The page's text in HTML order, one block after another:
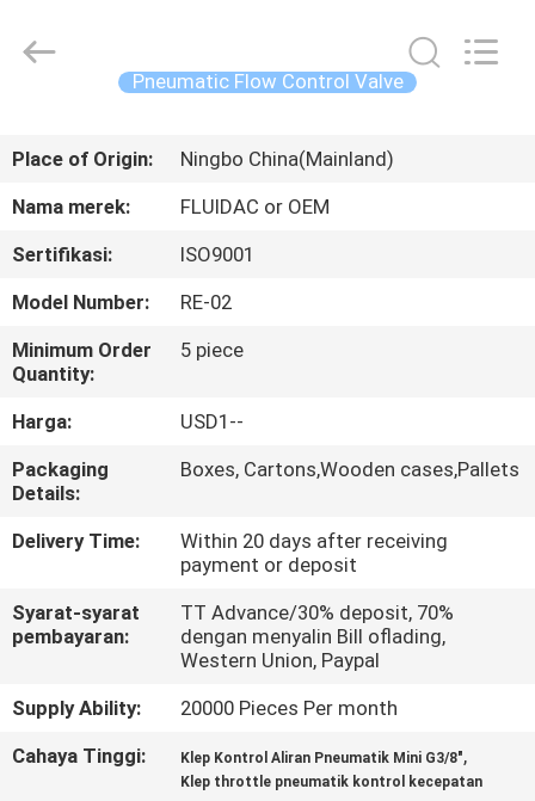
PRODUK
TENTANG
KAMI
TUR
PABRIK
KUALITAS
HUBUNGI
KAMI
AUTOMATIC
CONTROL
Pneumatic Flow Control Valve
Place of Origin:
Ningbo China(Mainland)
Nama merek:
FLUIDAC or OEM
Sertifikasi:
ISO9001
Model Number:
RE-02
Minimum Order
Quantity:
5 piece
Harga:
USD1--
Packaging
Details:
Boxes, Cartons,Wooden cases,Pallets
Delivery Time:
Within 20 days after receiving
payment or deposit
Syarat-syarat
pembayaran:
TT Advance/30% deposit, 70%
dengan menyalin Bill oflading,
Western Union, Paypal
Supply Ability:
20000 Pieces Per month
Cahaya Tinggi:
Klep Kontrol Aliran Pneumatik Mini G3/8",
Klep throttle pneumatik kontrol kecepatan